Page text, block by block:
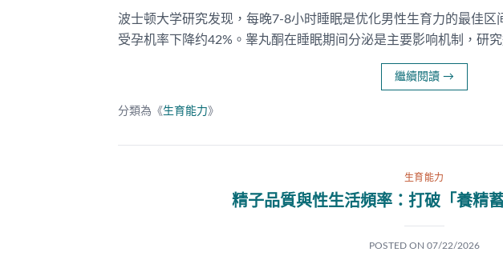
波士顿大学研究发现，每晚7-8小时睡眠是优化男性生育力的最佳区
受孕机率下降约42%。睾丸酮在睡眠期间分泌是主要影响机制，研
繼續閱讀 →
分類為《生育能力》
生育能力
精子品質與性生活頻率：打破「養精
POSTED ON 07/22/2026